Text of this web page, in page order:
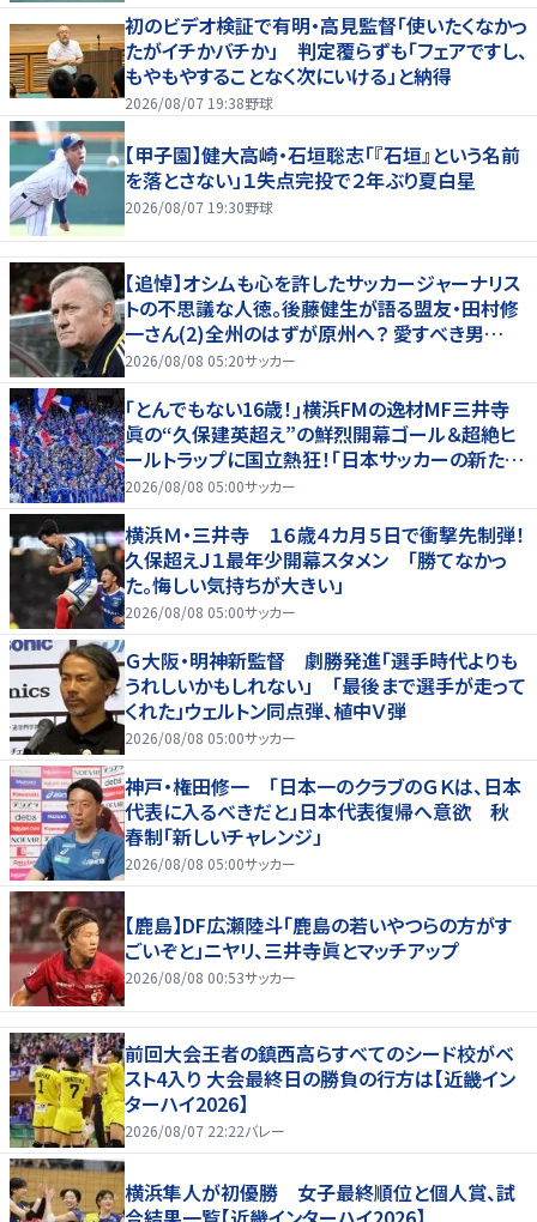
初のビデオ検証で有明・高見監督「使いたくなかっ
たがイチかバチか」 判定覆らずも「フェアですし、
もやもやすることなく次にいける」と納得
2026/08/07 19:38野球
【甲子園】健大高崎・石垣聡志「『石垣』という名前
を落とさない」１失点完投で２年ぶり夏白星
2026/08/07 19:30野球
【追悼】オシムも心を許したサッカージャーナリス
トの不思議な人徳。後藤健生が語る盟友・田村修
一さん(2)全州のはずが原州へ？ 愛すべき男
の“大迷子”伝説
2026/08/08 05:20サッカー
｢とんでもない16歳！｣横浜FMの逸材MF三井寺
眞の“久保建英超え”の鮮烈開幕ゴール＆超絶ヒ
ールトラップに国立熱狂！｢日本サッカーの新たな
スターが誕生した｣
2026/08/08 05:00サッカー
横浜Ｍ・三井寺 １６歳４カ月５日で衝撃先制弾！
久保超えＪ１最年少開幕スタメン 「勝てなかっ
た。悔しい気持ちが大きい」
2026/08/08 05:00サッカー
Ｇ大阪・明神新監督 劇勝発進「選手時代よりも
うれしいかもしれない」 「最後まで選手が走って
くれた」ウェルトン同点弾、植中Ｖ弾
2026/08/08 05:00サッカー
神戸・権田修一 「日本一のクラブのＧＫは、日本
代表に入るべきだと」日本代表復帰へ意欲 秋
春制「新しいチャレンジ」
2026/08/08 05:00サッカー
【鹿島】DF広瀬陸斗「鹿島の若いやつらの方がす
ごいぞと」ニヤリ、三井寺眞とマッチアップ
2026/08/08 00:53サッカー
前回大会王者の鎮西高らすべてのシード校がベ
スト4入り 大会最終日の勝負の行方は【近畿イン
ターハイ2026】
2026/08/07 22:22バレー
横浜隼人が初優勝 女子最終順位と個人賞、試